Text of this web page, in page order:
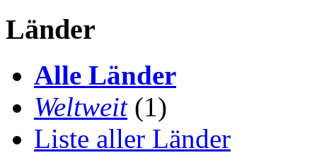
Länder
Alle Länder
Weltweit(1)
Liste aller Länder